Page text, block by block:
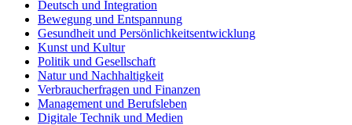
Deutsch und Integration
Bewegung und Entspannung
Gesundheit und Persönlichkeitsentwicklung
Kunst und Kultur
Politik und Gesellschaft
Natur und Nachhaltigkeit
Verbraucherfragen und Finanzen
Management und Berufsleben
Digitale Technik und Medien